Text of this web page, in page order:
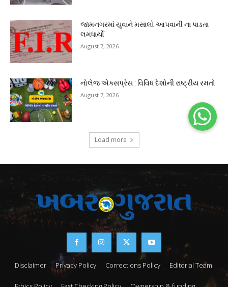
જામનગરમાં યુવાને મસાલો આપવાની ના પાડતા
લમધાર્યો
August 7, 2026
નોલેજ એક્સપ્રેસ : વિવિધ દેશોની રાષ્ટ્રીય રમતો
August 7, 2026
Load more
Disclaimer Privacy Policy Corrections Policy Editorial Team